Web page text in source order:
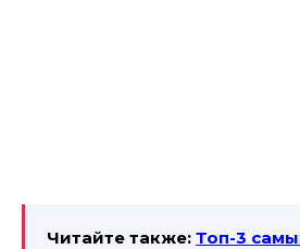
Читайте также: Топ-3